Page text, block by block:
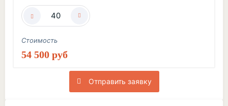
Стоимость
54 500 руб
Отправить заявку